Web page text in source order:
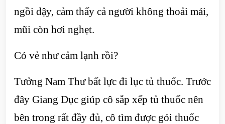
ngồi dậy, cảm thấy cả người không thoải mái,
mũi còn hơi nghẹt.
Có vẻ như cảm lạnh rồi?
Tưởng Nam Thư bất lực đi lục tủ thuốc. Trước
đây Giang Dục giúp cô sắp xếp tủ thuốc nên
bên trong rất đầy đủ, cô tìm được gói thuốc